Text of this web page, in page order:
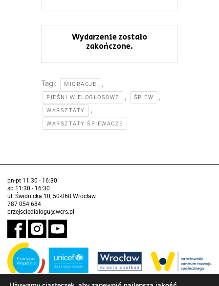
Wydarzenie zostało
zakończone.
Tagi: MIGRACJE ,
PIEŚNI WIELOGŁOSOWE , ŚPIEW ,
WARSZTATY ,
WARSZTATY ŚPIEWACZE
pn-pt 11:30 - 16:30
sb 11:30 - 16:30
ul. Świdnicka 10, 50-068 Wrocław
787 054 684
przejsciedialogu@wcrs.pl